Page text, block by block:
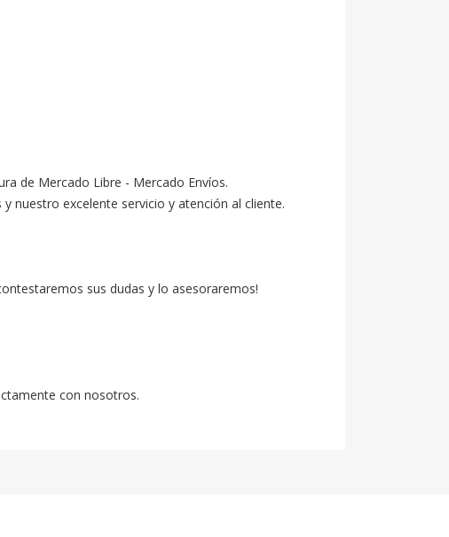
de Mercado Libre - Mercado Envíos.
nuestro excelente servicio y atención al cliente.
sus dudas y lo asesoraremos!
con nosotros.